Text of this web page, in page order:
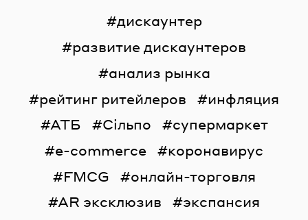
дискаунтер
развитие дискаунтеров
анализ рынка
рейтинг ритейлеров
инфляция
АТБ
Сільпо
супермаркет
e-commerce
коронавирус
FMCG
онлайн-торговля
AR эксклюзив
экспансия